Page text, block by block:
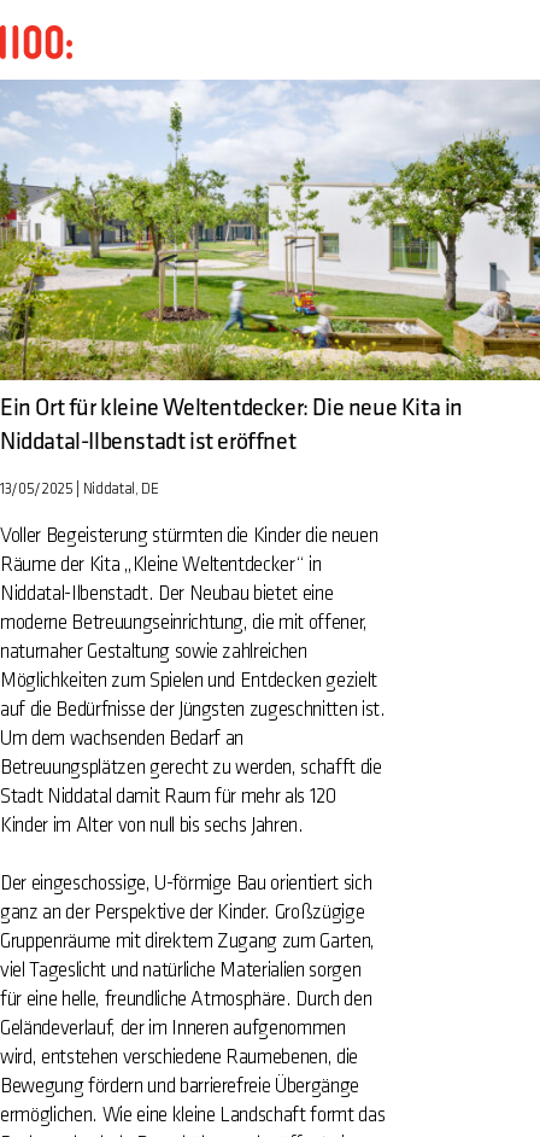
Ein Ort für kleine Weltentdecker: Die neue Kita in
Niddatal-Ilbenstadt ist eröffnet
13/05/2025 Niddatal, DE
Voller Begeisterung stürmten die Kinder die neuen
Räume der Kita „Kleine Weltentdecker“ in
Niddatal-Ilbenstadt. Der Neubau bietet eine
moderne Betreuungseinrichtung, die mit offener,
naturnaher Gestaltung sowie zahlreichen
Möglichkeiten zum Spielen und Entdecken gezielt
auf die Bedürfnisse der Jüngsten zugeschnitten ist.
Um dem wachsenden Bedarf an
Betreuungsplätzen gerecht zu werden, schafft die
Stadt Niddatal damit Raum für mehr als 120
Kinder im Alter von null bis sechs Jahren.
Der eingeschossige, U-förmige Bau orientiert sich
ganz an der Perspektive der Kinder. Großzügige
Gruppenräume mit direktem Zugang zum Garten,
viel Tageslicht und natürliche Materialien sorgen
für eine helle, freundliche Atmosphäre. Durch den
Geländeverlauf, der im Inneren aufgenommen
wird, entstehen verschiedene Raumebenen, die
Bewegung fördern und barrierefreie Übergänge
ermöglichen. Wie eine kleine Landschaft formt das